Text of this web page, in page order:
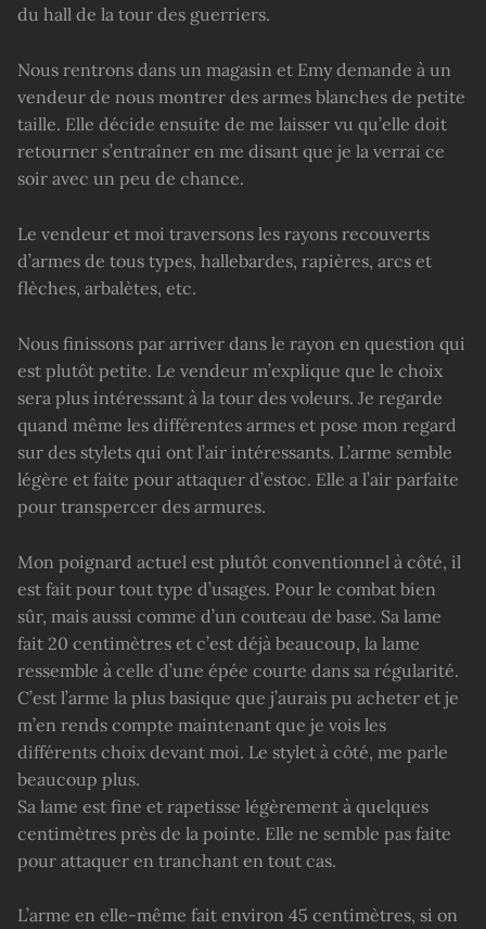
du hall de la tour des guerriers.
Nous rentrons dans un magasin et Emy demande à un
vendeur de nous montrer des armes blanches de petite
taille. Elle décide ensuite de me laisser vu qu’elle doit
retourner s’entraîner en me disant que je la verrai ce
soir avec un peu de chance.
Le vendeur et moi traversons les rayons recouverts
d’armes de tous types, hallebardes, rapières, arcs et
flèches, arbalètes, etc.
Nous finissons par arriver dans le rayon en question qui
est plutôt petite. Le vendeur m’explique que le choix
sera plus intéressant à la tour des voleurs. Je regarde
quand même les différentes armes et pose mon regard
sur des stylets qui ont l’air intéressants. L’arme semble
légère et faite pour attaquer d’estoc. Elle a l’air parfaite
pour transpercer des armures.
Mon poignard actuel est plutôt conventionnel à côté, il
est fait pour tout type d’usages. Pour le combat bien
sûr, mais aussi comme d’un couteau de base. Sa lame
fait 20 centimètres et c’est déjà beaucoup, la lame
ressemble à celle d’une épée courte dans sa régularité.
C’est l’arme la plus basique que j’aurais pu acheter et je
m’en rends compte maintenant que je vois les
différents choix devant moi. Le stylet à côté, me parle
beaucoup plus.
Sa lame est fine et rapetisse légèrement à quelques
centimètres près de la pointe. Elle ne semble pas faite
pour attaquer en tranchant en tout cas.
L’arme en elle-même fait environ 45 centimètres, si on